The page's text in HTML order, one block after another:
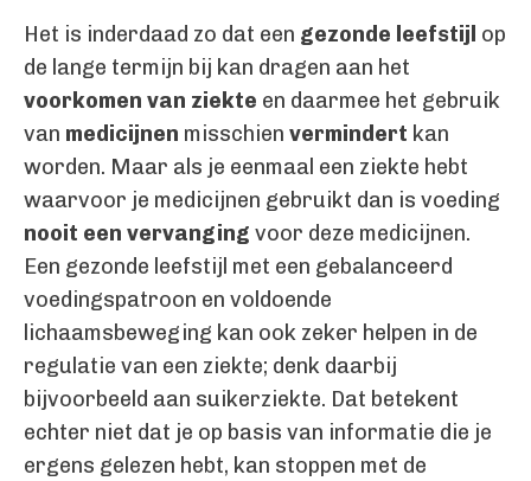
Het is inderdaad zo dat een gezonde leefstijl op
de lange termijn bij kan dragen aan het
voorkomen van ziekte en daarmee het gebruik
van medicijnen misschien vermindert kan
worden. Maar als je eenmaal een ziekte hebt
waarvoor je medicijnen gebruikt dan is voeding
nooit een vervanging voor deze medicijnen.
Een gezonde leefstijl met een gebalanceerd
voedingspatroon en voldoende
lichaamsbeweging kan ook zeker helpen in de
regulatie van een ziekte; denk daarbij
bijvoorbeeld aan suikerziekte. Dat betekent
echter niet dat je op basis van informatie die je
ergens gelezen hebt, kan stoppen met de